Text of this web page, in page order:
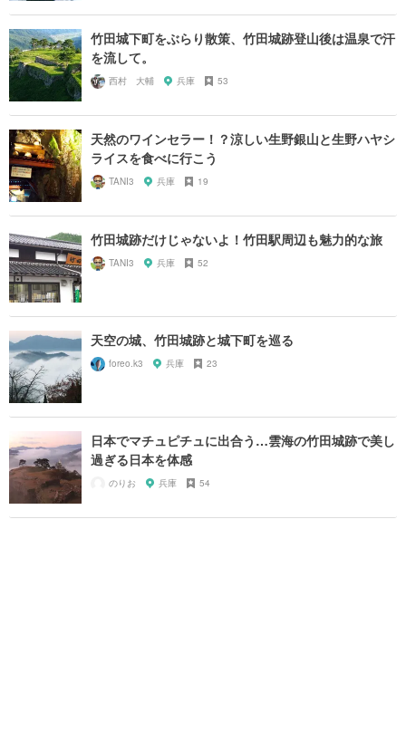
竹田城下町をぶらり散策、竹田城跡登山後は温泉で汗
を流して。
西村 大輔 兵庫 53
天然のワインセラー！？涼しい生野銀山と生野ハヤシ
ライスを食べに行こう
TANI3 兵庫 19
竹田城跡だけじゃないよ！竹田駅周辺も魅力的な旅
TANI3 兵庫 52
天空の城、竹田城跡と城下町を巡る
foreo.k3 兵庫 23
日本でマチュピチュに出合う…雲海の竹田城跡で美し
過ぎる日本を体感
のりお 兵庫 54